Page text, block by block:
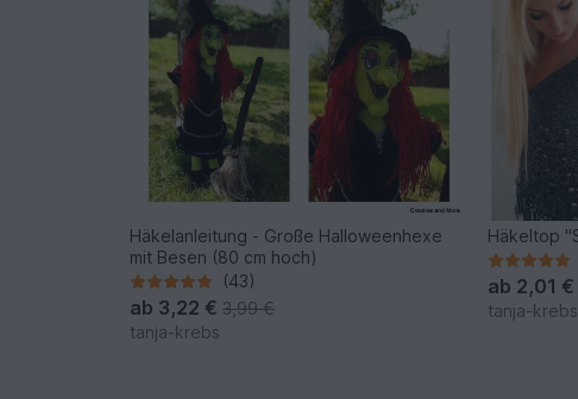
Häkelanleitung - Große Halloweenhexe
mit Besen (80 cm hoch)
(43)
ab 3,22 €3,99 €
tanja-krebs
ab 2,01 €
tanja-krebs